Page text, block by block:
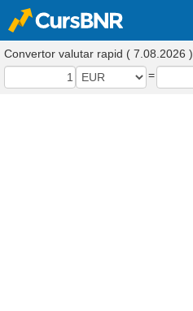
Convertor valutar rapid ( 7.08.2026 )
=